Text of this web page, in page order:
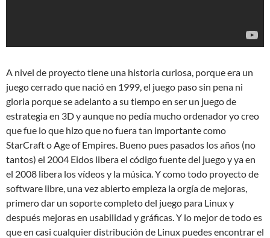
A nivel de proyecto tiene una historia curiosa, porque era un
juego cerrado que nació en 1999, el juego paso sin pena ni
gloria porque se adelanto a su tiempo en ser un juego de
estrategia en 3D y aunque no pedía mucho ordenador yo creo
que fue lo que hizo que no fuera tan importante como
StarCraft o Age of Empires. Bueno pues pasados los años (no
tantos) el 2004 Eidos libera el código fuente del juego y ya en
el 2008 libera los vídeos y la música. Y como todo proyecto de
software libre, una vez abierto empieza la orgía de mejoras,
primero dar un soporte completo del juego para Linux y
después mejoras en usabilidad y gráficas. Y lo mejor de todo es
que en casi cualquier distribución de Linux puedes encontrar el